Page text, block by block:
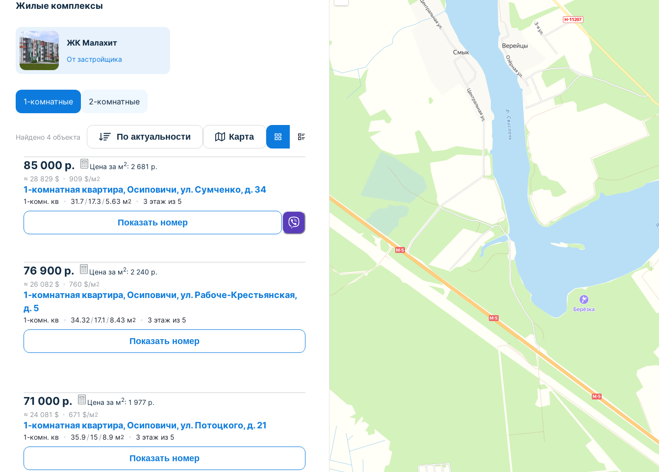
Жилые комплексы
ЖК Малахит
От застройщика
1-комнатные 2-комнатные
Найдено 4 объекта По актуальности Карта
85 000 р. Цена за м2: 2 681 р.
≈ 28 829 $ 909 $/м2
1-комнатная квартира, Осиповичи, ул. Сумченко, д. 34
1-комн. кв 31.7 17.3 5.63 м2 3 этаж из 5
Показать номер
76 900 р. Цена за м2: 2 240 р.
≈ 26 082 $ 760 $/м2
1-комнатная квартира, Осиповичи, ул. Рабоче-Крестьянская,
д. 5
1-комн. кв 34.32 17.1 8.43 м2 3 этаж из 5
Показать номер
71 000 р. Цена за м2: 1 977 р.
≈ 24 081 $ 671 $/м2
1-комнатная квартира, Осиповичи, ул. Потоцкого, д. 21
1-комн. кв 35.9 15 8.9 м2 3 этаж из 5
Показать номер